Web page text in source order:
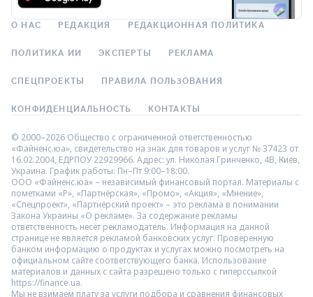
О НАС РЕДАКЦИЯ РЕДАКЦИОННАЯ ПОЛИТИКА
ПОЛИТИКА ИИ ЭКСПЕРТЫ РЕКЛАМА
СПЕЦПРОЕКТЫ ПРАВИЛА ПОЛЬЗОВАНИЯ
КОНФИДЕНЦИАЛЬНОСТЬ КОНТАКТЫ
© 2000–2026 Общество с ограниченной ответственностью
«Файненс.юа», свидетельство на знак для товаров и услуг № 37423 от
16.02.2004, ЕДРПОУ 22929966. Адрес: ул. Николая Гринченко, 4В, Киев,
Украина. График работы: Пн–Пт 9:00–18:00.
ООО «Файненс.юа» – независимый финансовый портал. Материалы с
пометками «Р», «Партнёрская», «Промо», «Акция», «Мнение»,
«Спецпроект», «Партнёрский проект» – это реклама в понимании
Закона Украины «О рекламе». За содержание рекламы
ответственность несёт рекламодатель. Информация на данной
странице не является рекламой банковских услуг. Проверенную
банком информацию о продуктах и услугах можно посмотреть на
официальном сайте соответствующего банка. Использование
материалов и данных с сайта разрешено только с гиперссылкой
https://finance.ua.
Мы не взимаем плату за услуги подбора и сравнения финансовых